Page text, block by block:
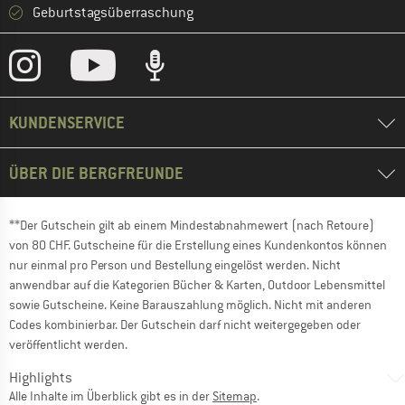
Geburtstagsüberraschung
KUNDENSERVICE
ÜBER DIE BERGFREUNDE
**Der Gutschein gilt ab einem Mindestabnahmewert (nach Retoure)
von 80 CHF. Gutscheine für die Erstellung eines Kundenkontos können
nur einmal pro Person und Bestellung eingelöst werden. Nicht
anwendbar auf die Kategorien Bücher & Karten, Outdoor Lebensmittel
sowie Gutscheine. Keine Barauszahlung möglich. Nicht mit anderen
Codes kombinierbar. Der Gutschein darf nicht weitergegeben oder
veröffentlicht werden.
Highlights
Alle Inhalte im Überblick gibt es in der Sitemap.